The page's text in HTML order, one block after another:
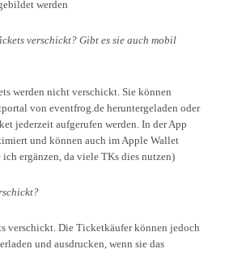
werden
verschickt? Gibt es sie auch mobil
werden nicht verschickt. Sie können
von eventfrog.de heruntergeladen oder
jederzeit aufgerufen werden. In der App
und können auch im Apple Wallet
ergänzen, da viele TKs dies nutzen)
verschickt. Die Ticketkäufer können jedoch
und ausdrucken, wenn sie das